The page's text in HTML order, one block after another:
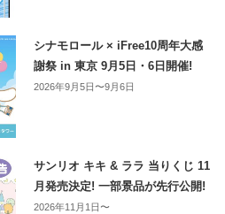
シナモロール × iFree10周年大感
謝祭 in 東京 9月5日・6日開催!
2026年9月5日〜9月6日
サンリオ キキ & ララ 当りくじ 11
月発売決定! 一部景品が先行公開!
2026年11月1日〜